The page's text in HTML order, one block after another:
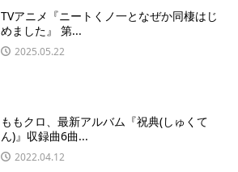
TVアニメ『ニートくノ一となぜか同棲はじ
めました』 第...
2025.05.22
ももクロ、最新アルバム『祝典(しゅくて
ん)』収録曲6曲...
2022.04.12